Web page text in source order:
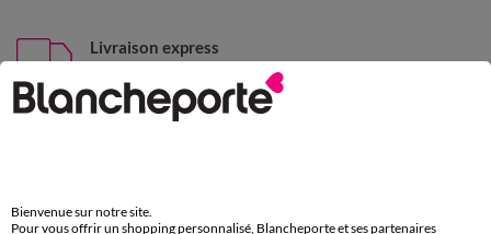
Livraison express
domicile, relais, consignes automatiques
Retours gratuits
par chat et par téléphone
Bienvenue sur notre site.
Pour vous offrir un shopping personnalisé, Blancheporte et ses partenaires